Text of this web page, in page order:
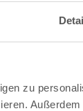
zu